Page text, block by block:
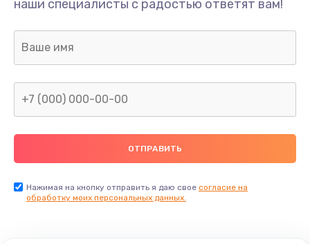
Заказать
Замена контроллера питания
Заказать
наши специалисты с радостью ответят вам!
Нажимая на кнопку отправить я даю свое согласие на
обработку моих персональных данных.